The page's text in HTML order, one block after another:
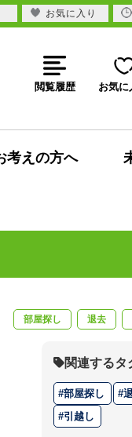
閲覧履歴 お気に
考えの方へ
部屋探し 退去
関連するタ
部屋探し
引越し
お気に入り